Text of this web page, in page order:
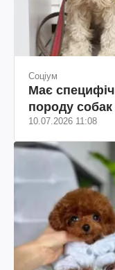
Соціум
Має
породу
10.07.2026 11:08